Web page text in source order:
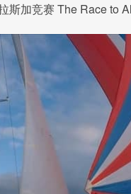
斯加竞赛 The Race to